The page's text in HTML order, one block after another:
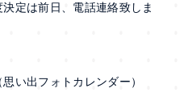
定は前日、電話連絡致しま
い出フォトカレンダー）